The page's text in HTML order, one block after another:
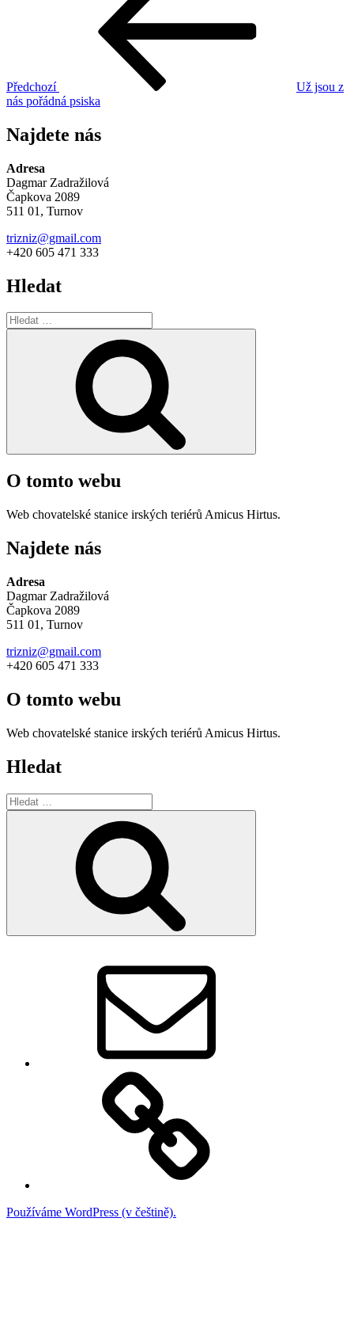
Předchozí
Už jsou z
nás pořádná psiska
Najdete nás
Adresa
Dagmar Zadražilová
Čapkova 2089
511 01, Turnov
trizniz@gmail.com
+420 605 471 333
Hledat
Hledat:
O tomto webu
Web chovatelské stanice irských teriérů Amicus Hirtus.
Najdete nás
Adresa
Dagmar Zadražilová
Čapkova 2089
511 01, Turnov
trizniz@gmail.com
+420 605 471 333
O tomto webu
Web chovatelské stanice irských teriérů Amicus Hirtus.
Hledat
Hledat:
Používáme WordPress (v češtině).